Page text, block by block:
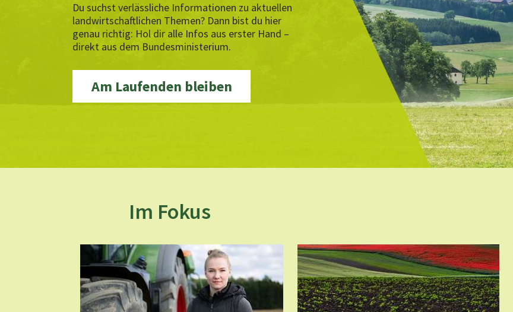
Du suchst verlässliche Informationen zu aktuellen
landwirtschaftlichen Themen? Dann bist du hier
genau richtig: Hol dir alle Infos aus erster Hand –
direkt aus dem Bundesministerium.
Am Laufenden bleiben
Im Fokus